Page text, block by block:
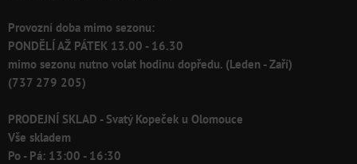
Provozní doba mimo sezonu:
PONDĚLÍ AŽ PÁTEK 13.00 - 16.30
mimo sezonu nutno volat hodinu dopředu. (Leden - Zaří)
(737 279 205)
PRODEJNÍ SKLAD - Svatý Kopeček u Olomouce
Vše skladem
Po - Pá: 13:00 - 16:30